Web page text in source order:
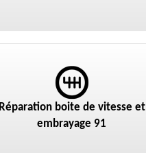
Réparation boite de vitesse et
embrayage 91